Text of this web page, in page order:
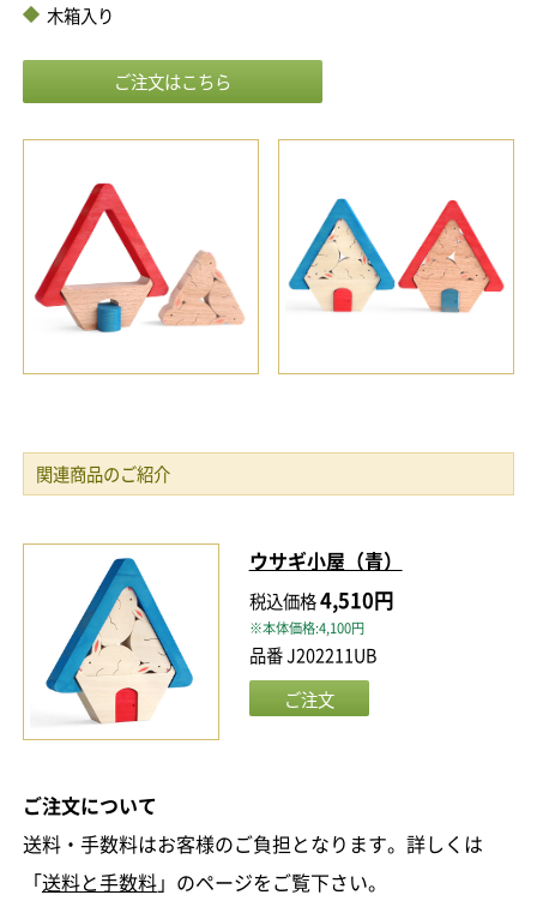
木箱入り
関連商品のご紹介
ウサギ小屋（青）
税込価格4,510円
※本体価格:4,100円
品番 J202211UB
ご注文について
送料・手数料はお客様のご負担となります。詳しくは
「送料と手数料」のページをご覧下さい。